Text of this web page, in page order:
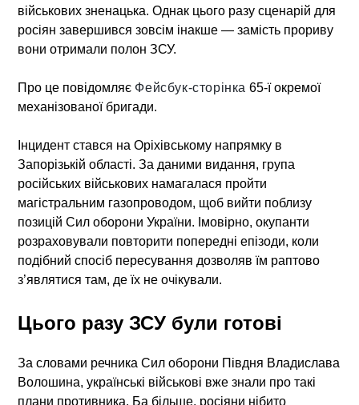
військових зненацька. Однак цього разу сценарій для
росіян завершився зовсім інакше — замість прориву
вони отримали полон ЗСУ.
Про це повідомляє Фейсбук-сторінка 65-ї окремої
механізованої бригади.
Інцидент стався на Оріхівському напрямку в
Запорізькій області. За даними видання, група
російських військових намагалася пройти
магістральним газопроводом, щоб вийти поблизу
позицій Сил оборони України. Імовірно, окупанти
розраховували повторити попередні епізоди, коли
подібний спосіб пересування дозволяв їм раптово
з’являтися там, де їх не очікували.
Цього разу ЗСУ були готові
За словами речника Сил оборони Півдня Владислава
Волошина, українські військові вже знали про такі
плани противника. Ба більше, росіяни нібито